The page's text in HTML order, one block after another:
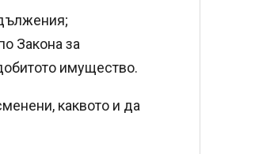
Закона за
имущество.
каквото и да